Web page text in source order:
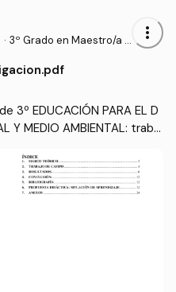
· 3º Grado en Maestro/a d
more_vert
3º EDUCACIÓN PARA EL D
Y MEDIO AMBIENTAL: trabaj